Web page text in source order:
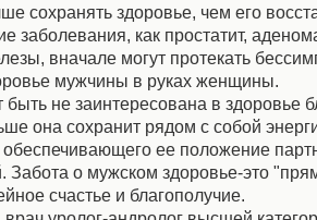
сохранять здоровье, чем его
заболевания, как простатит,
вначале могут протекать
мужчины в руках женщины.
не заинтересована в здоровье
она сохранит рядом с собой
обеспечивающего ее положение
Забота о мужском здоровье-это
счастье и благополучие.